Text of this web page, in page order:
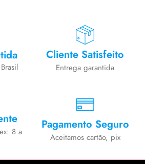
Cliente Satisfeito
Entrega garantida
8 a
Pagamento Seguro
Aceitamos cartão, pix